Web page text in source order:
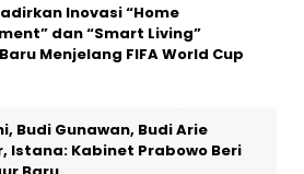
Inovasi “Home
dan “Smart Living”
Menjelang FIFA World Cup
Budi Gunawan, Budi Arie
Istana: Kabinet Prabowo Beri